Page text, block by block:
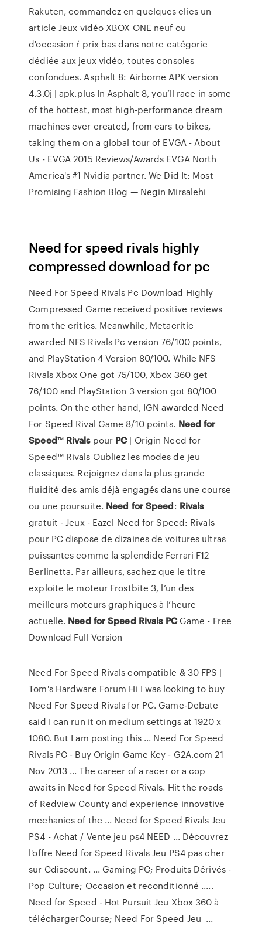
Rakuten, commandez en quelques clics un
article Jeux vidéo XBOX ONE neuf ou
d'occasion ŕ prix bas dans notre catégorie
dédiée aux jeux vidéo, toutes consoles
confondues.Asphalt 8: Airborne APK version
4.3.0j | apk.plusIn Asphalt 8, you’ll race in some
of the hottest, most high-performance dream
machines ever created, from cars to bikes,
taking them on a global tour of EVGA - About
Us - EVGA 2015 Reviews/Awards EVGA North
America's #1 Nvidia partner.We Did It: Most
Promising Fashion Blog — Negin Mirsalehi
Need for speed rivals highly
compressed download for pc
Need For Speed Rivals Pc Download Highly
Compressed Game received positive reviews
from the critics. Meanwhile, Metacritic
awarded NFS Rivals Pc version 76/100 points,
and PlayStation 4 Version 80/100. While NFS
Rivals Xbox One got 75/100, Xbox 360 get
76/100 and PlayStation 3 version got 80/100
points. On the other hand, IGN awarded Need
For Speed Rival Game 8/10 points. Need for
Speed™ Rivalspour PC| Origin Need for
Speed™ Rivals Oubliez les modes de jeu
classiques. Rejoignez dans la plus grande
fluidité des amis déjà engagés dans une course
ou une poursuite. Need for Speed: Rivals
gratuit - Jeux - Eazel Need for Speed: Rivals
pour PC dispose de dizaines de voitures ultras
puissantes comme la splendide Ferrari F12
Berlinetta. Par ailleurs, sachez que le titre
exploite le moteur Frostbite 3, l’un des
meilleurs moteurs graphiques à l’heure
actuelle. Need for Speed Rivals PCGame - Free
Download Full Version
Need For Speed Rivals compatible & 30 FPS |
Tom's Hardware Forum Hi I was looking to buy
Need For Speed Rivals for PC. Game-Debate
said I can run it on medium settings at 1920 x
1080. But I am posting this ... Need For Speed
Rivals PC - Buy Origin Game Key - G2A.com 21
Nov 2013 ... The career of a racer or a cop
awaits in Need for Speed Rivals. Hit the roads
of Redview County and experience innovative
mechanics of the ... Need for Speed Rivals Jeu
PS4 - Achat / Vente jeu ps4 NEED ... Découvrez
l'offre Need for Speed Rivals Jeu PS4 pas cher
sur Cdiscount. ... Gaming PC; Produits Dérivés -
Pop Culture; Occasion et reconditionné .....
Need for Speed - Hot Pursuit Jeu Xbox 360 à
téléchargerCourse; Need For Speed Jeu ...